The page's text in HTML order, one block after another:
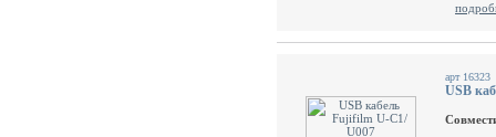
арт 16323
USB